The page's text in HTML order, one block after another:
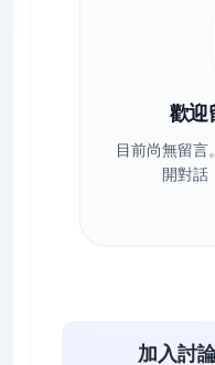
歡迎
目前尚無留言
開對話
加入討